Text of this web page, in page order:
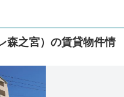
森之宮）の賃貸物件情